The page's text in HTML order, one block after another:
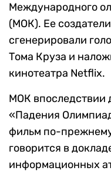
Международного
(МОК). Ее
сгенерировали
Тома Круза и
кинотеатра Netflix.
МОК впоследствии
«Падения
фильм по-
говорится в
информационных